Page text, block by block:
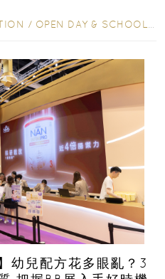
/ OPEN DAY & SCHOOL EVENTS
幼兒配方花多眼亂？3